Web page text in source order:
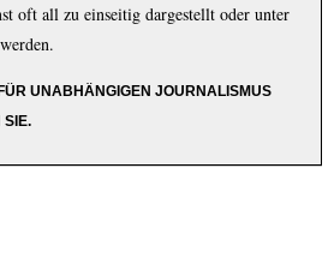
oft all zu einseitig dargestellt oder unter
UNABHÄNGIGEN JOURNALISMUS
SIE.